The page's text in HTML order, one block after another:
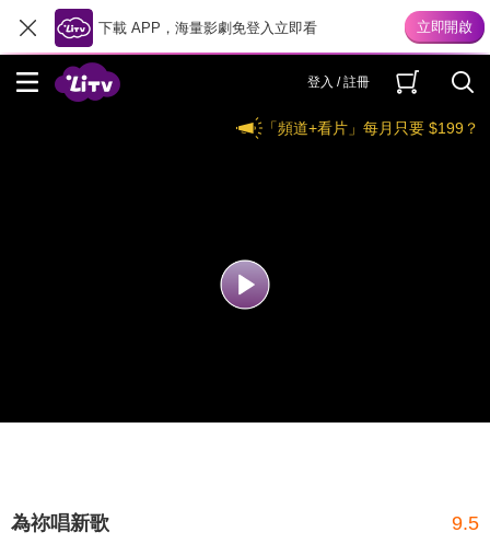
下載 APP，海量影劇免登入立即看
登入 / 註冊
「頻道+看片」每月只要 $199？
為祢唱新歌 9.5